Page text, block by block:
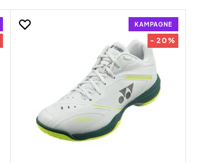
KAMPAGNE
- 20%